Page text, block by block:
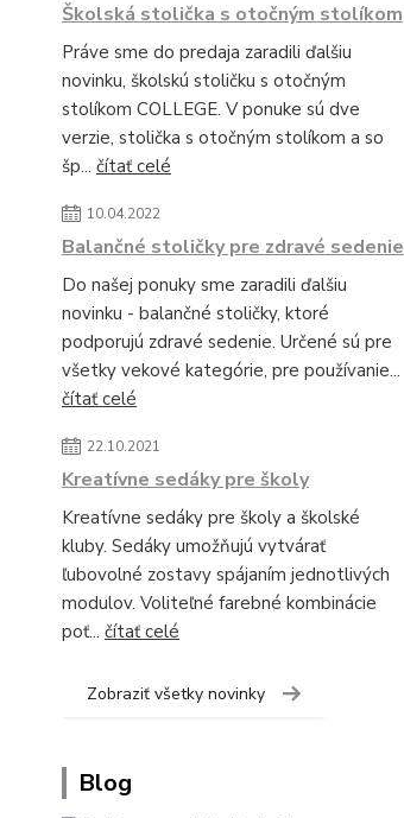
Školská stolička s otočným stolíkom
Práve sme do predaja zaradili ďalšiu
novinku, školskú stoličku s otočným
stolíkom COLLEGE. V ponuke sú dve
verzie, stolička s otočným stolíkom a so
šp... čítať celé
10.04.2022
Balančné stoličky pre zdravé sedenie
Do našej ponuky sme zaradili ďalšiu
novinku - balančné stoličky, ktoré
podporujú zdravé sedenie. Určené sú pre
všetky vekové kategórie, pre používanie...
čítať celé
22.10.2021
Kreatívne sedáky pre školy
Kreatívne sedáky pre školy a školské
kluby. Sedáky umožňujú vytvárať
ľubovolné zostavy spájaním jednotlivých
modulov. Voliteľné farebné kombinácie
poť... čítať celé
Zobraziť všetky novinky
Blog